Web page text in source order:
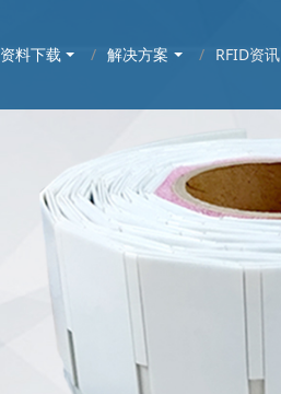
资料下载 解决方案 RFID资讯